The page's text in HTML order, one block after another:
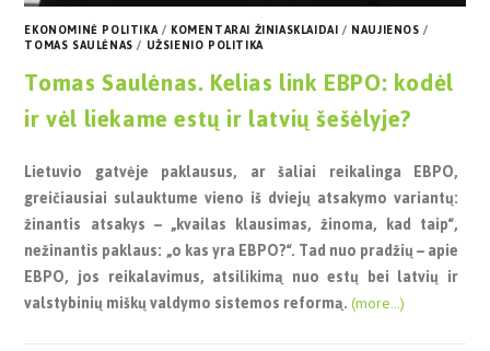
EKONOMINĖ POLITIKA/ KOMENTARAI ŽINIASKLAIDAI/ NAUJIENOS/
TOMAS SAULĖNAS/ UŽSIENIO POLITIKA
Tomas Saulėnas. Kelias link EBPO: kodėl
ir vėl liekame estų ir latvių šešėlyje?
Lietuvio gatvėje paklausus, ar šaliai reikalinga EBPO,
greičiausiai sulauktume vieno iš dviejų atsakymo variantų:
žinantis atsakys – „kvailas klausimas, žinoma, kad taip“,
nežinantis paklaus: „o kas yra EBPO?“. Tad nuo pradžių – apie
EBPO, jos reikalavimus, atsilikimą nuo estų bei latvių ir
valstybinių miškų valdymo sistemos reformą.(more…)